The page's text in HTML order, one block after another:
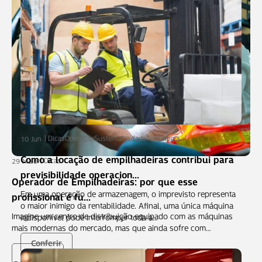
29 Maio Dicas
Operador de Empilhadeiras: por que esse
profissional é fu...
Imagine um centro de distribuição equipado com as máquinas
mais modernas do mercado, mas que ainda sofre com…
Conferir
10 Jun DicasOperaçãoSustentabilidadeTecnologia
Como a locação de empilhadeiras contribui para
previsibilidade operacion...
Em uma operação de armazenagem, o imprevisto representa
o maior inimigo da rentabilidade. Afinal, uma única máquina
indisponível pode interromper toda a…
Conferir